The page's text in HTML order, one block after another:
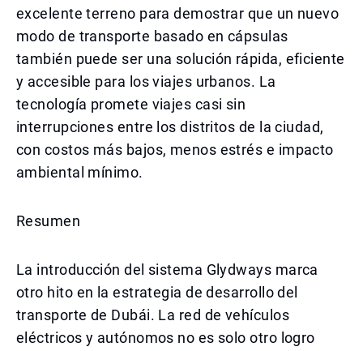
excelente terreno para demostrar que un nuevo
modo de transporte basado en cápsulas
también puede ser una solución rápida, eficiente
y accesible para los viajes urbanos. La
tecnología promete viajes casi sin
interrupciones entre los distritos de la ciudad,
con costos más bajos, menos estrés e impacto
ambiental mínimo.
Resumen
La introducción del sistema Glydways marca
otro hito en la estrategia de desarrollo del
transporte de Dubái. La red de vehículos
eléctricos y autónomos no es solo otro logro